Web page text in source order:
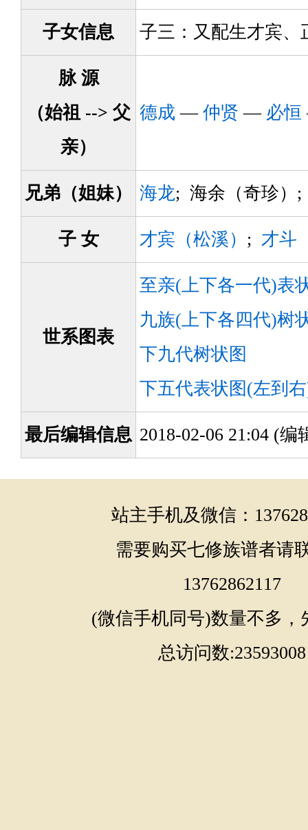
子女信息 子三：又配生才宾、
脉 源
（始祖 --> 父
亲）
德成 — 仲贤 — 必恒
兄弟（姐妹） 海龙; 海余（奇珍
子 女 才宾（松溪） ; 才斗
世系图表
至亲(上下各一代)表
九族(上下各四代)树
下九代树状图
下五代表状图(左到
最后编辑信息 2018-02-06 21:04 (编
站主手机及微信：
需要购买七修族谱者请
13762862117
(微信手机同号)数量不多，
总访问数:23593008